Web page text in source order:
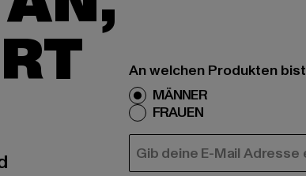
An welchen Produkten
MÄNNER
FRAUEN
E-MAIL